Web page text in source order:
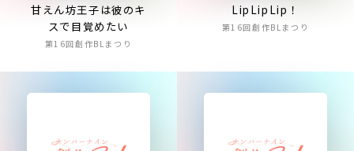
甘えん坊王子は彼のキ
スで目覚めたい
第16回創作BLまつり
LipLipLip！
第16回創作BLまつり